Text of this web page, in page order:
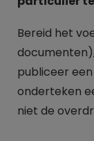
Bereid het
publiceer
onderteken
niet de